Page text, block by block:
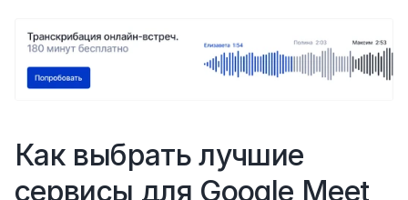
Как выбрать лучшие
сервисы для Google Meet